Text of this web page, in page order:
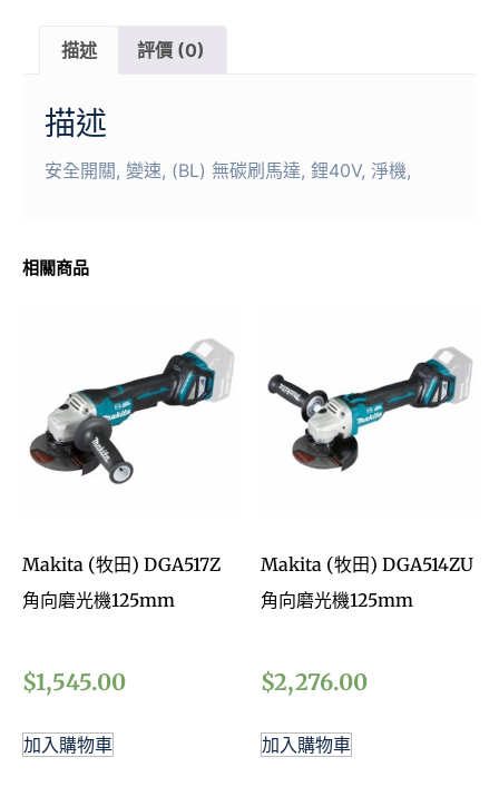
描述 評價 (0)
描述
安全開關, 變速, (BL) 無碳刷馬達, 鋰40V, 淨機,
相關商品
Makita (牧田) DGA517Z
角向磨光機125mm
$1,545.00
加入購物車
Makita (牧田) DGA514ZU
角向磨光機125mm
$2,276.00
加入購物車